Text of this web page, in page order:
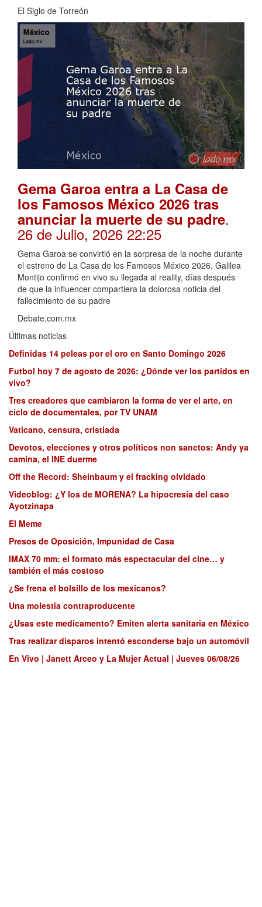
El Siglo de Torreón
Gema Garoa entra a La Casa de
los Famosos México 2026 tras
anunciar la muerte de su padre.
26 de Julio, 2026 22:25
Gema Garoa se convirtió en la sorpresa de la noche durante
el estreno de La Casa de los Famosos México 2026. Galilea
Montijo confirmó en vivo su llegada al reality, días después
de que la influencer compartiera la dolorosa noticia del
fallecimiento de su padre
Debate.com.mx
Últimas noticias
Definidas 14 peleas por el oro en Santo Domingo 2026
Futbol hoy 7 de agosto de 2026: ¿Dónde ver los partidos en
vivo?
Tres creadores que cambiaron la forma de ver el arte, en
ciclo de documentales, por TV UNAM
Vaticano, censura, cristiada
Devotos, elecciones y otros políticos non sanctos: Andy ya
camina, el INE duerme
Off the Record: Sheinbaum y el fracking olvidado
Videoblog: ¿Y los de MORENA? La hipocresía del caso
Ayotzinapa
El Meme
Presos de Oposición, Impunidad de Casa
IMAX 70 mm: el formato más espectacular del cine… y
también el más costoso
¿Se frena el bolsillo de los mexicanos?
Una molestia contraproducente
¿Usas este medicamento? Emiten alerta sanitaria en México
Tras realizar disparos intentó esconderse bajo un automóvil
En Vivo | Janett Arceo y La Mujer Actual | Jueves 06/08/26